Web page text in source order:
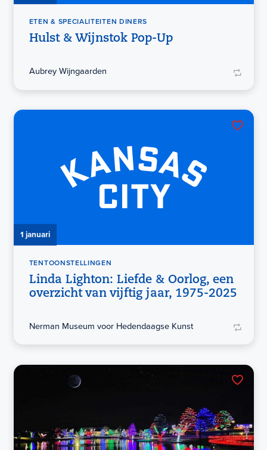
ETEN & SPECIALITEITEN DINERS
Hulst & Wijnstok Pop-Up
Aubrey Wijngaarden
1 januari
TENTOONSTELLINGEN
Linda Lighton: Liefde & Oorlog, een
overzicht van vijftig jaar, 1975-2025
Nerman Museum voor Hedendaagse Kunst